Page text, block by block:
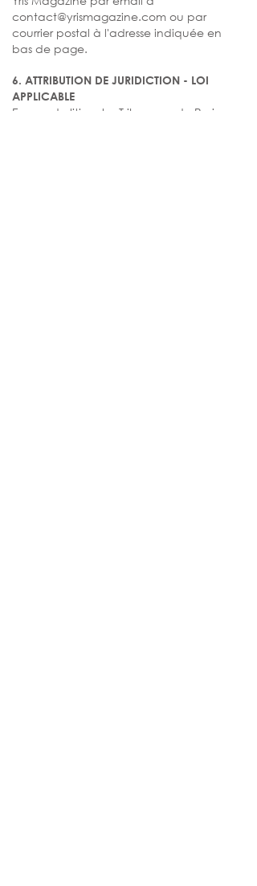
contact@yrismagazine.com ou par
courrier postal à l'adresse indiquée en
bas de page.
6. ATTRIBUTION DE JURIDICTION - LOI
APPLICABLE
En cas de litige, les Tribunaux de Paris